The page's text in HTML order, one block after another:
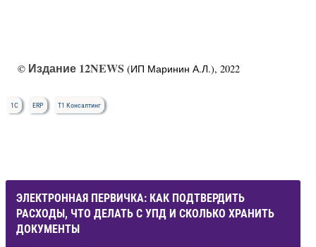
© Издание 12NEWS (ИП Маринин А.Л.), 2022
1С ERP Т1 Консалтинг
ЭЛЕКТРОННАЯ ПЕРВИЧКА: КАК ПОДТВЕРДИТЬ
РАСХОДЫ, ЧТО ДЕЛАТЬ С УПД И СКОЛЬКО ХРАНИТЬ
ДОКУМЕНТЫ